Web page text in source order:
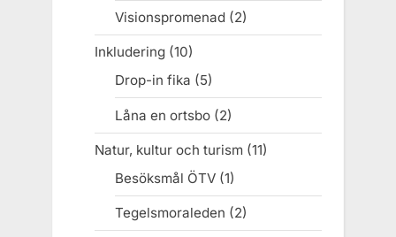
Visionspromenad(2)
Inkludering(10)
Drop-in fika (5)
Låna en ortsbo(2)
Natur, kultur och turism(11)
Besöksmål ÖTV(1)
Tegelsmoraleden (2)